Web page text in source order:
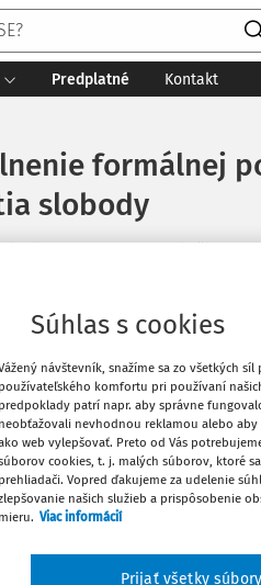
Predplatné Kontakt
formálnej
slobody
pre možnosť
slobody
trestoch odňatia slobody
podľa § 66 ods. 1 a § 67
Súhlas s cookies
návštevník, snažíme sa zo všetkých
používateľského komfortu pri používaní
predpoklady patrí napr. aby správne
neobťažovali nevhodnou reklamou alebo
web vylepšovať. Preto od Vás
cookies, t. j. malých súborov, ktoré
prehliadači. Vopred ďakujeme za udelenie
našich služieb a prispôsobenie
mieru. Viac informácií
Prijať všetky